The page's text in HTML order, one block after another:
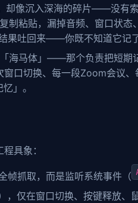
像沉入深海的碎片——没有
制粘贴，漏掉音频、窗口状
果吐回来——你既不知道它记
海马体」——那个负责把短期
口切换、每一段Zoom会议
」。
具象：
帧抓取，而是监听系统事件（
，仅在窗口切换、按键释放、